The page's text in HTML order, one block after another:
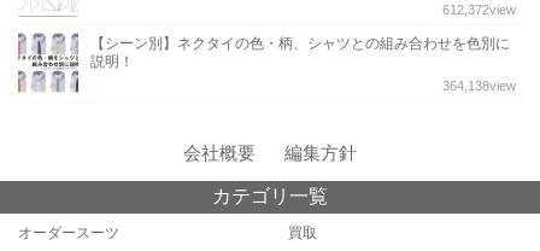
612,372view
【シーン別】ネクタイの色・柄、シャツとの組み合わせを色別に
説明！
364,138view
会社概要 編集方針
カテゴリ一覧
オーダースーツ 買取